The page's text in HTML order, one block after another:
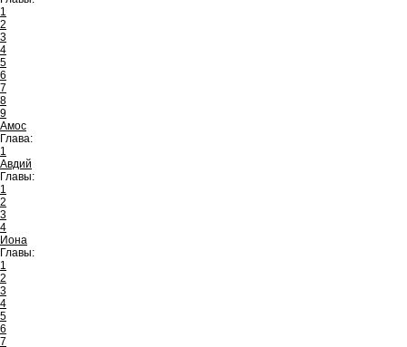
1
2
3
4
5
6
7
8
9
Амос
Глава:
1
Авдий
Главы:
1
2
3
4
Иона
Главы:
1
2
3
4
5
6
7